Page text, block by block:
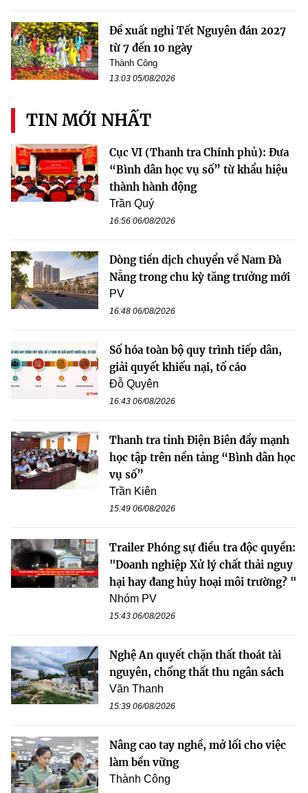
Đề xuất nghỉ Tết Nguyên đán 2027
từ 7 đến 10 ngày
Thành Công
13:03 05/08/2026
TIN MỚI NHẤT
Cục VI (Thanh tra Chính phủ): Đưa
“Bình dân học vụ số” từ khẩu hiệu
thành hành động
Trần Quý
16:56 06/08/2026
Dòng tiền dịch chuyển về Nam Đà
Nẵng trong chu kỳ tăng trưởng mới
PV
16:48 06/08/2026
Số hóa toàn bộ quy trình tiếp dân,
giải quyết khiếu nại, tố cáo
Đỗ Quyên
16:43 06/08/2026
Thanh tra tỉnh Điện Biên đẩy mạnh
học tập trên nền tảng “Bình dân học
vụ số”
Trần Kiên
15:49 06/08/2026
Trailer Phóng sự điều tra độc quyền:
"Doanh nghiệp Xử lý chất thải nguy
hại hay đang hủy hoại môi trường? "
Nhóm PV
15:43 06/08/2026
Nghệ An quyết chặn thất thoát tài
nguyên, chống thất thu ngân sách
Văn Thanh
15:39 06/08/2026
Nâng cao tay nghề, mở lối cho việc
làm bền vững
Thành Công